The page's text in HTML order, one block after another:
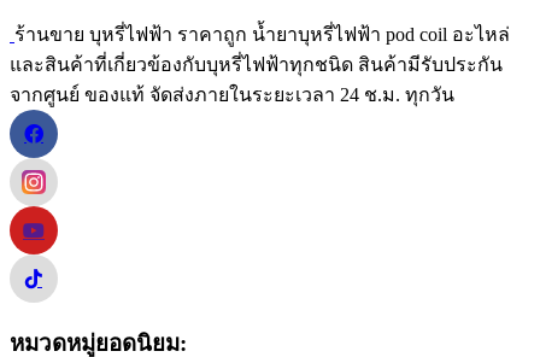
ร้านขาย บุหรี่ไฟฟ้า ราคาถูก น้ำยาบุหรี่ไฟฟ้า pod coil อะไหล่
และสินค้าที่เกี่ยวข้องกับบุหรี่ไฟฟ้าทุกชนิด สินค้ามีรับประกัน
จากศูนย์ ของแท้ จัดส่งภายในระยะเวลา 24 ช.ม. ทุกวัน
หมวดหมู่ยอดนิยม: